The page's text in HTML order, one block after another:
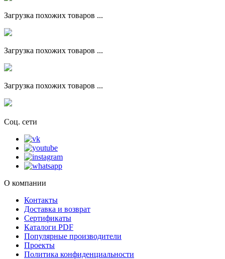
Загрузка похожих товаров ...
Загрузка похожих товаров ...
Загрузка похожих товаров ...
Соц. сети
О компании
Контакты
Доставка и возврат
Сертификаты
Каталоги PDF
Популярные производители
Проекты
Политика конфиденциальности